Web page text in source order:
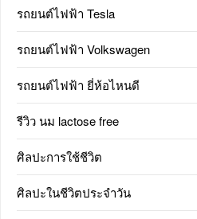
รถยนต์ไฟฟ้า Tesla
รถยนต์ไฟฟ้า Volkswagen
รถยนต์ไฟฟ้า ยี่ห้อไหนดี
รีวิว นม lactose free
ศิลปะการใช้ชีวิต
ศิลปะในชีวิตประจำวัน